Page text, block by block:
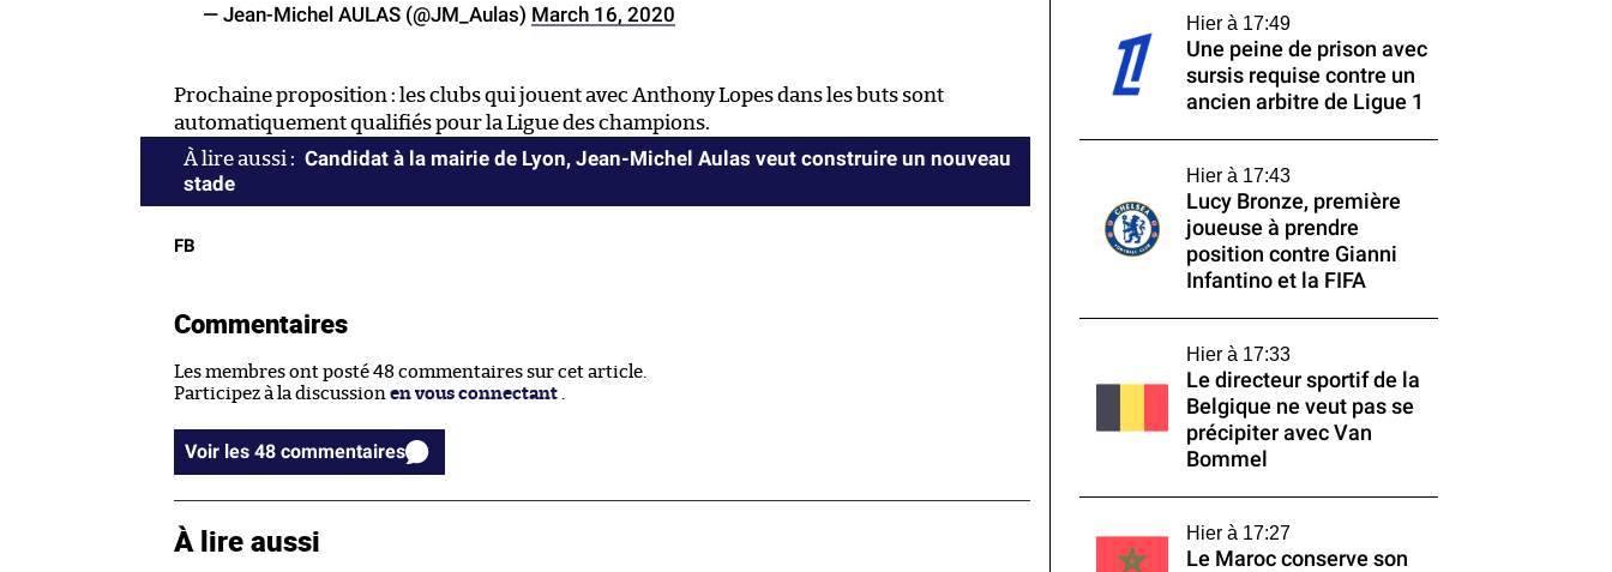
— Jean-Michel AULAS (@JM_Aulas) March 16, 2020
Prochaine proposition : les clubs qui jouent avec Anthony Lopes dans les buts sont
automatiquement qualifiés pour la Ligue des champions.
Candidat à la mairie de Lyon, Jean-Michel Aulas veut construire un nouveau
stade
FB
Commentaires
Les membres ont posté 48 commentaires sur cet article.
Participez à la discussion en vous connectant
Voir les 48 commentaires
À lire aussi
Hier à 17:49
Une peine de prison avec
sursis requise contre un
ancien arbitre de Ligue 1
Hier à 17:43
Lucy Bronze, première
joueuse à prendre
position contre Gianni
Infantino et la FIFA
Hier à 17:33
Le directeur sportif de la
Belgique ne veut pas se
précipiter avec Van
Bommel
Hier à 17:27
Le Maroc conserve son